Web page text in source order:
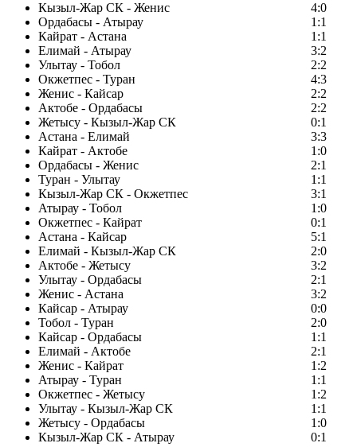
Кызыл-Жар СК - Женис
4:0
Ордабасы - Атырау
1:1
Кайрат - Астана
1:1
Елимай - Атырау
3:2
Улытау - Тобол
2:2
Окжетпес - Туран
4:3
Женис - Кайсар
2:2
Актобе - Ордабасы
2:2
Жетысу - Кызыл-Жар СК
0:1
Астана - Елимай
3:3
Кайрат - Актобе
1:0
Ордабасы - Женис
2:1
Туран - Улытау
1:1
Кызыл-Жар СК - Окжетпес
3:1
Атырау - Тобол
1:0
Окжетпес - Кайрат
0:1
Астана - Кайсар
5:1
Елимай - Кызыл-Жар СК
2:0
Актобе - Жетысу
3:2
Улытау - Ордабасы
2:1
Женис - Астана
3:2
Кайсар - Атырау
0:0
Тобол - Туран
2:0
Кайсар - Ордабасы
1:1
Елимай - Актобе
2:1
Женис - Кайрат
1:2
Атырау - Туран
1:1
Окжетпес - Жетысу
1:2
Улытау - Кызыл-Жар СК
1:1
Жетысу - Ордабасы
1:0
Кызыл-Жар СК - Атырау
0:1